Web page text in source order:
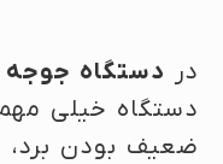
در دستگاه
دستگاه خیلی
ضعیف بودن